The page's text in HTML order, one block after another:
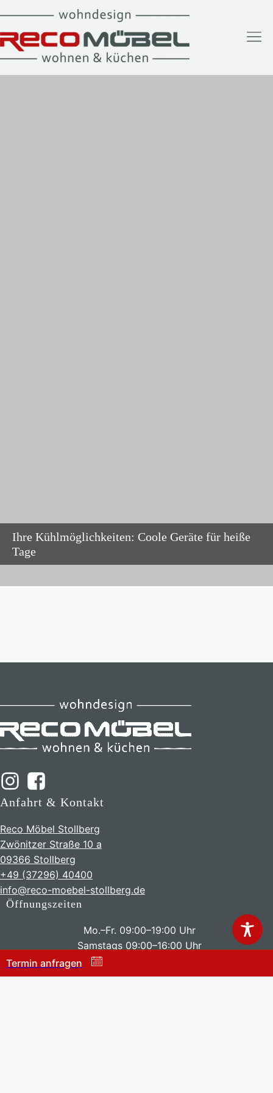
Termin anfragen
Ihre Kühlmöglichkeiten: Coole Geräte für heiße
Tage
Anfahrt & Kontakt
Reco Möbel Stollberg
Zwönitzer Straße 10 a
09366 Stollberg
+49 (37296) 40400
info@reco-moebel-stollberg.de
Öffnungszeiten
Mo.–Fr. 09:00–19:00 Uhr
Samstags 09:00–16:00 Uhr